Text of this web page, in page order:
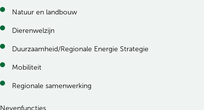
Natuur en landbouw
Dierenwelzijn
Duurzaamheid/Regionale Energie Strategie
Mobiliteit
Regionale samenwerking
Nevenfuncties